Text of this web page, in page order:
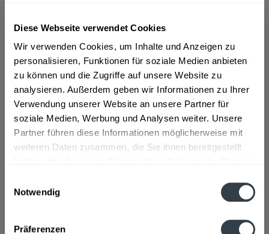
Diese Webseite verwendet Cookies
Wir verwenden Cookies, um Inhalte und Anzeigen zu
personalisieren, Funktionen für soziale Medien anbieten
zu können und die Zugriffe auf unsere Website zu
analysieren. Außerdem geben wir Informationen zu Ihrer
Verwendung unserer Website an unsere Partner für
soziale Medien, Werbung und Analysen weiter. Unsere
Partner führen diese Informationen möglicherweise mit
weiteren Daten zusammen, die Sie ihnen bereitgestellt
Notwendig
Präferenzen
Daasdorf am Berge, Hopfgarten, Isseroda, Niederzimmern,
Döllstädt, Gierstädt/Kleinfahner, Großfahner, Zimmernsupra
Döbritschen, Frankendorf, Großschwabhausen, Hammerstedt,
Hohlstedt, Kiliansroda, Kleinschwabhausen, Kromsdorf,
Lehnstedt, Magdala, Mechelroda, Mellingen, Umpferstedt
Elleben, Elxleben, Ichtershausen, Kirchheim,Georgenthal,
Gräfenhain, Herrenhof, Hohenkirchen, Petriroda,Großmölsen,
Kleinmölsen, Mönchenholzhausen, Ollendorf, Udestedt,
Klettbach, Rockhausen, Luisenthal, Ohrdruf, Wölfis
Beschreibung
"Bad Brambacher Apfelschorle 9 x 1l"